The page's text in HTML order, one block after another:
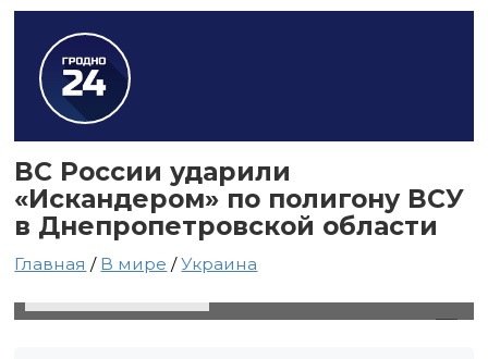
ВС России ударили
«Искандером» по полигону ВСУ
в Днепропетровской области
Главная / В мире /Украина